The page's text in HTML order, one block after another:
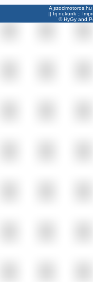
A
|| Írj nekünk ::
©HyGyand